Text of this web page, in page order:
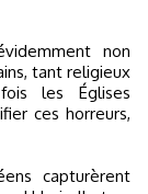
non
tant religieux
les Églises
ces horreurs,
capturèrent